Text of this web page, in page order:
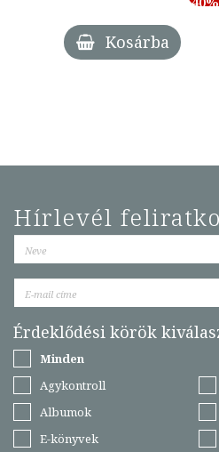
Kosárba
Hírlevél
Érdeklődési körök
Minden
Agykontroll
Albumok
E-könyvek